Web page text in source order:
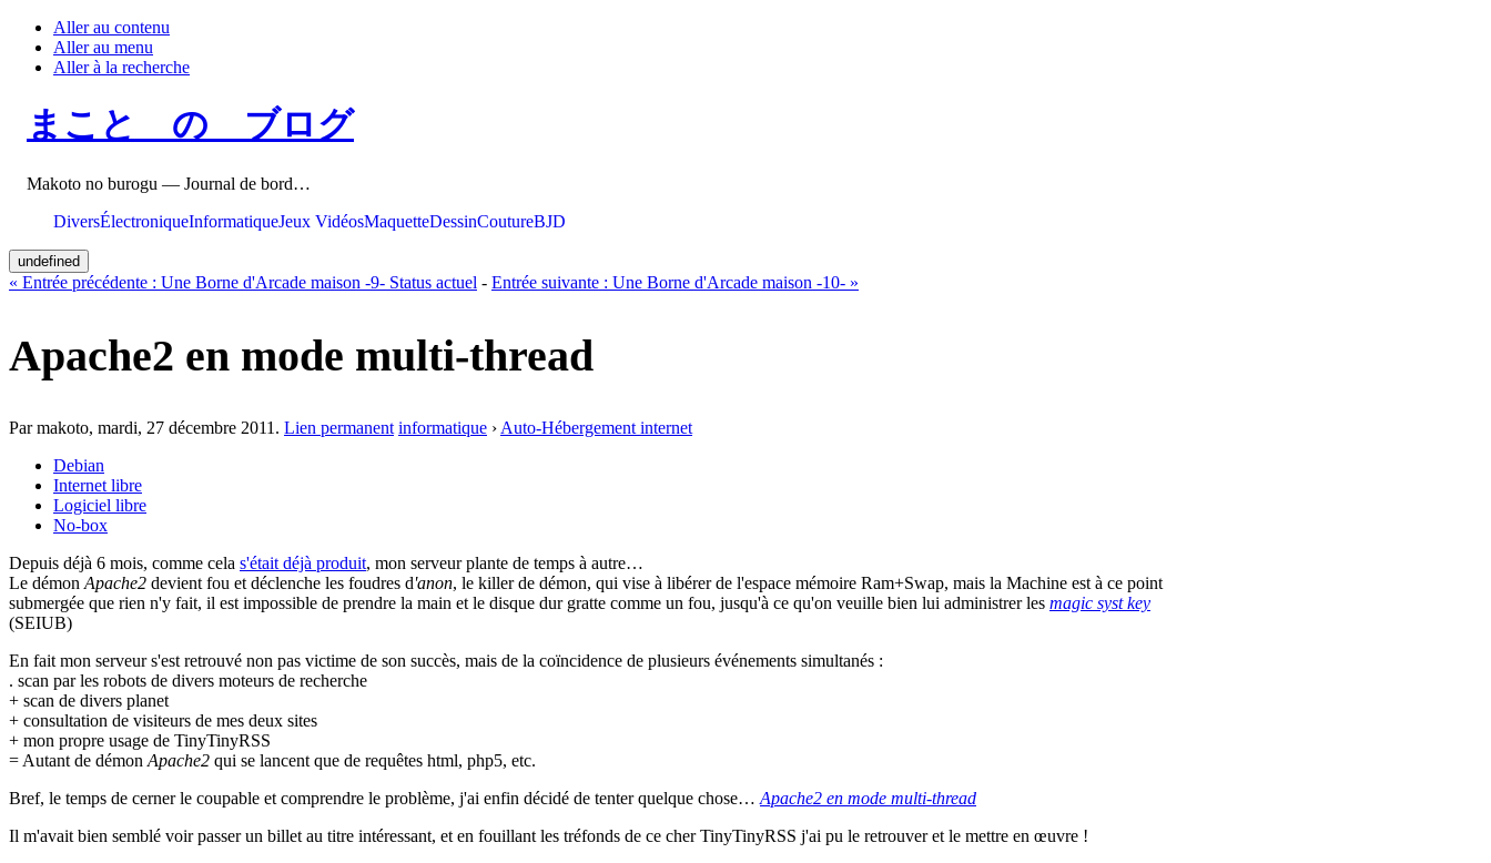
Aller au contenu
Aller au menu
Aller à la recherche
まこと の ブログ
Makoto no burogu — Journal de bord…
DiversÉlectroniqueInformatiqueJeux VidéosMaquetteDessinCoutureBJD
undefined
« Entrée précédente : Une Borne d'Arcade maison -9- Status actuel - Entrée suivante : Une Borne d'Arcade maison -10- »
Apache2 en mode multi-thread
Par makoto, mardi, 27 décembre 2011 . Lien permanent informatique › Auto-Hébergement internet
Debian
Internet libre
Logiciel libre
No-box
Depuis déjà 6 mois, comme cela s'était déjà produit, mon serveur plante de temps à autre…
Le démon Apache2 devient fou et déclenche les foudres d'anon, le killer de démon, qui vise à libérer de l'espace mémoire Ram+Swap, mais la Machine est à ce point
submergée que rien n'y fait, il est impossible de prendre la main et le disque dur gratte comme un fou, jusqu'à ce qu'on veuille bien lui administrer les magic syst key
(SEIUB)
En fait mon serveur s'est retrouvé non pas victime de son succès, mais de la coïncidence de plusieurs événements simultanés :
. scan par les robots de divers moteurs de recherche
+ scan de divers planet
+ consultation de visiteurs de mes deux sites
+ mon propre usage de TinyTinyRSS
= Autant de démon Apache2 qui se lancent que de requêtes html, php5, etc.
Bref, le temps de cerner le coupable et comprendre le problème, j'ai enfin décidé de tenter quelque chose… Apache2 en mode multi-thread
Il m'avait bien semblé voir passer un billet au titre intéressant, et en fouillant les tréfonds de ce cher TinyTinyRSS j'ai pu le retrouver et le mettre en œuvre !